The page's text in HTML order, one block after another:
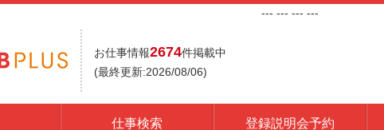
--- --- --- ---
お仕事情報2674件掲載中
(最終更新:2026/08/06)
仕事検索 登録説明会予約